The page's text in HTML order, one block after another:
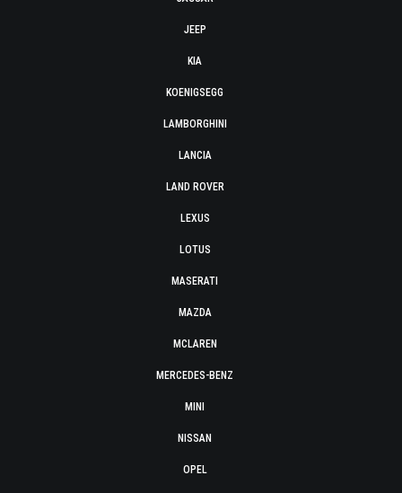
JEEP
KIA
KOENIGSEGG
LAMBORGHINI
LANCIA
LAND ROVER
LEXUS
LOTUS
MASERATI
MAZDA
MCLAREN
MERCEDES-BENZ
MINI
NISSAN
OPEL